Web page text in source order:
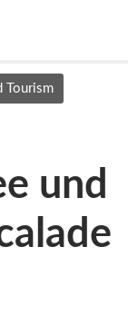
Tourism
und